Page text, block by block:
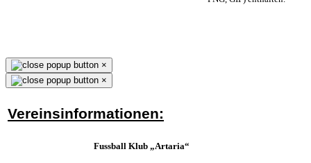
×
×
Vereinsinformationen:
Fussball Klub „Artaria“